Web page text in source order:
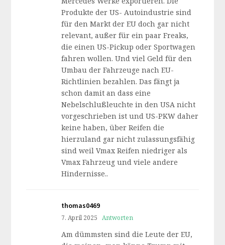
Produkte der US- Autoindustrie sind
für den Markt der EU doch gar nicht
relevant, außer für ein paar Freaks,
die einen US-Pickup oder Sportwagen
fahren wollen. Und viel Geld für den
Umbau der Fahrzeuge nach EU-
Richtlinien bezahlen. Das fängt ja
schon damit an dass eine
Nebelschlußleuchte in den USA nicht
vorgeschrieben ist und US-PKW daher
keine haben, über Reifen die
hierzuland gar nicht zulassungsfähig
sind weil Vmax Reifen niedriger als
Vmax Fahrzeug und viele andere
Hindernisse..
thomas0469
7. April 2025 Antworten
Am dümmsten sind die Leute der EU,